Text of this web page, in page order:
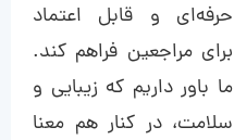
حرفه‌ای و قابل اعتماد
برای مراجعین فراهم کند.
ما باور داریم که زیبایی و
سلامت، در کنار هم معنا